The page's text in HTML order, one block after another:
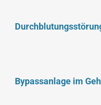
Bypassanlage im